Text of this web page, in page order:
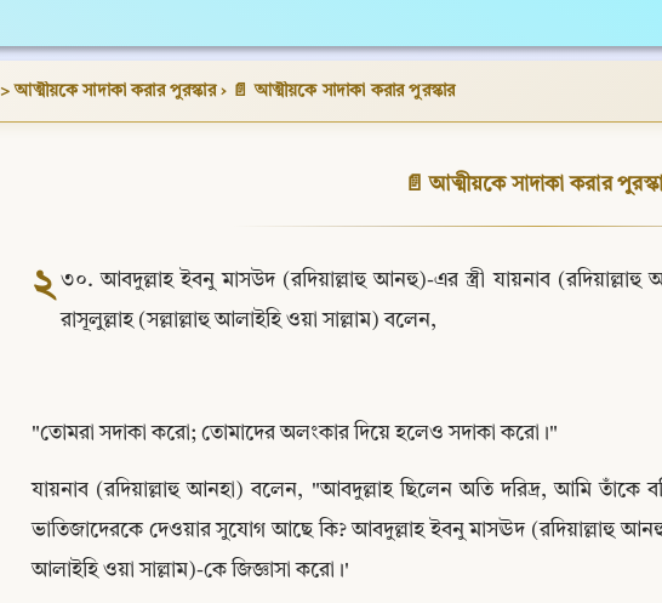
> আত্মীয়কে সাদাকা করার পুরস্কার › 📄 আত্মীয়কে সাদাকা করার পুরস্কার
📄 আত্মীয়কে সাদাকা করার
২ ৩০. আবদুল্লাহ ইবনু মাসউদ (রদিয়াল্লাহু আনহু)-এর স্ত্রী যায়নাব
রাসূলুল্লাহ (সল্লাল্লাহু আলাইহি ওয়া সাল্লাম) বলেন,
"তোমরা সদাকা করো; তোমাদের অলংকার দিয়ে হলেও সদাকা করো।"
যায়নাব (রদিয়াল্লাহু আনহা) বলেন, "আবদুল্লাহ ছিলেন অতি দরিদ্র, আমি
ভাতিজাদেরকে দেওয়ার সুযোগ আছে কি? আবদুল্লাহ ইবনু মাসঊদ (রদিয়াল্লাহু
আলাইহি ওয়া সাল্লাম)-কে জিজ্ঞাসা করো।'